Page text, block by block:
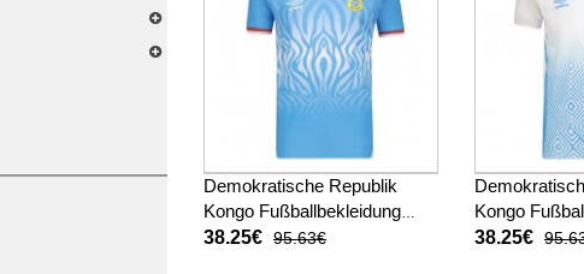
Demokratische Republik
Kongo Fußballbekleidung
Heimtrikot WM 2026 Kurzarm
38.25€ 95.63€
Kongo
38.25€